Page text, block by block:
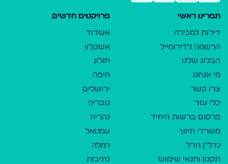
תפריט ראשי
דירות למכירה
הרשמה לדירומייל
הבלוג שלנו
מי אנחנו
צרו קשר
כלי עזר
פרסום ברשות היחיד
משרדי תיווך
נדל"ן חו"ל
תקנון ותנאי שימוש
פרויקטים חדשים
אשדוד
אשקלון
חולון
חיפה
ירושלים
טבריה
נהריה
עמנואל
רמלה
נתיבות